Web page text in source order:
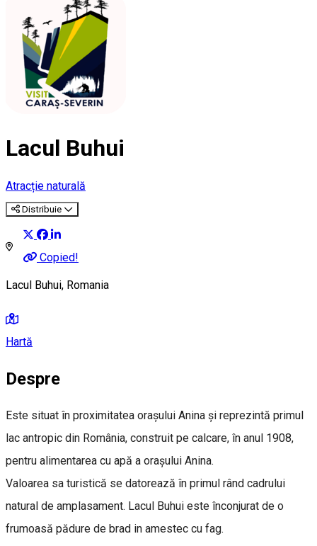
Lacul Buhui
Atracție naturală
Distribuie
Copied!
Lacul Buhui, Romania
Hartă
Despre
Este situat în proximitatea oraşului Anina şi reprezintă primul
lac antropic din România, construit pe calcare, în anul 1908,
pentru alimentarea cu apă a orașului Anina.
Valoarea sa turistică se datorează în primul rând cadrului
natural de amplasament. Lacul Buhui este înconjurat de o
frumoasă pădure de brad in amestec cu fag.